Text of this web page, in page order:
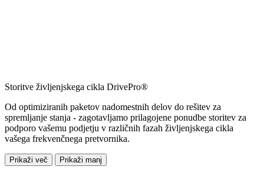
Storitve življenjskega cikla DrivePro®
Od optimiziranih paketov nadomestnih delov do rešitev za
spremljanje stanja - zagotavljamo prilagojene ponudbe storitev za
podporo vašemu podjetju v različnih fazah življenjskega cikla
vašega frekvenčnega pretvornika.
Prikaži več Prikaži manj